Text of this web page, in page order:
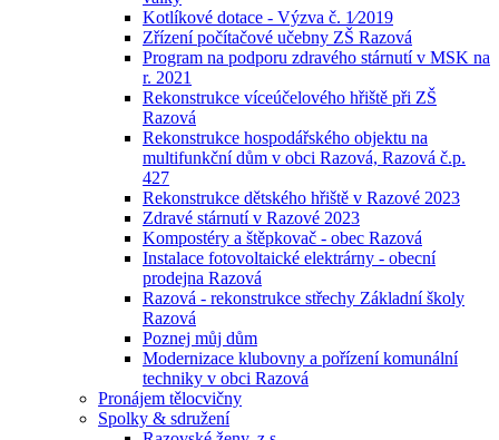
Kotlíkové dotace - Výzva č. 1⁄2019
Zřízení počítačové učebny ZŠ Razová
Program na podporu zdravého stárnutí v MSK na
r. 2021
Rekonstrukce víceúčelového hřiště při ZŠ
Razová
Rekonstrukce hospodářského objektu na
multifunkční dům v obci Razová, Razová č.p.
427
Rekonstrukce dětského hřiště v Razové 2023
Zdravé stárnutí v Razové 2023
Kompostéry a štěpkovač - obec Razová
Instalace fotovoltaické elektrárny - obecní
prodejna Razová
Razová - rekonstrukce střechy Základní školy
Razová
Poznej můj dům
Modernizace klubovny a pořízení komunální
techniky v obci Razová
Pronájem tělocvičny
Spolky & sdružení